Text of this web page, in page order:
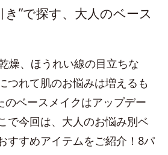
き”で探す、大人のベース
燥、ほうれい線の目立ちな
つれて肌のお悩みは増えるも
ベースメイクはアップデー
で今回は、大人のお悩み別ベ
すすめアイテムをご紹介！8パ